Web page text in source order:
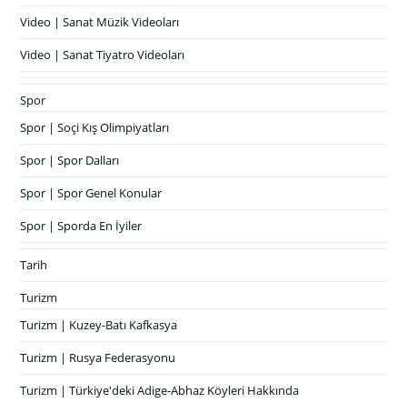
Video | Sanat Müzik Videoları
Video | Sanat Tiyatro Videoları
Spor
Spor | Soçi Kış Olimpiyatları
Spor | Spor Dalları
Spor | Spor Genel Konular
Spor | Sporda En İyiler
Tarih
Turizm
Turizm | Kuzey-Batı Kafkasya
Turizm | Rusya Federasyonu
Turizm | Türkiye'deki Adige-Abhaz Köyleri Hakkında